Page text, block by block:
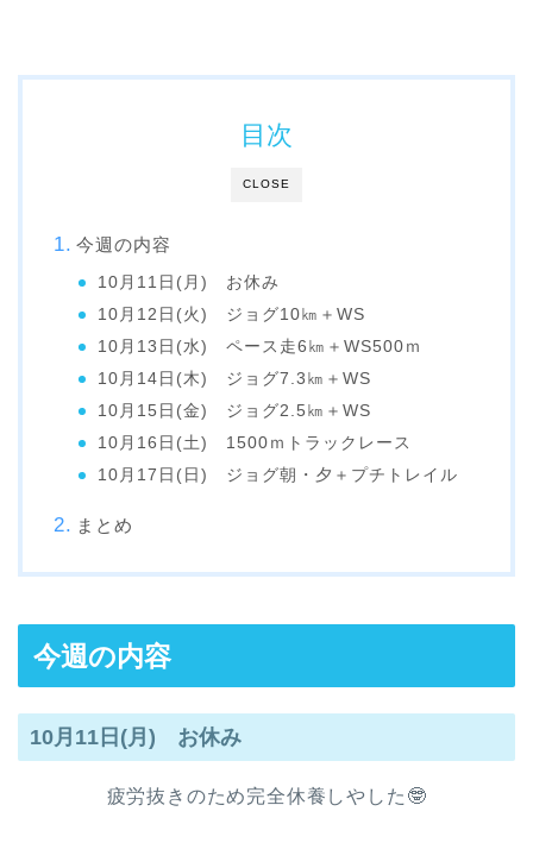
CLOSE
目次
今週の内容
10月11日(月) お休み
10月12日(火) ジョグ10㎞＋WS
10月13日(水) ペース走6㎞＋WS500ｍ
10月14日(木) ジョグ7.3㎞＋WS
10月15日(金) ジョグ2.5㎞＋WS
10月16日(土) 1500ｍトラックレース
10月17日(日) ジョグ朝・夕＋プチトレイル
まとめ
今週の内容
10月11日(月) お休み
疲労抜きのため完全休養しやした🤓